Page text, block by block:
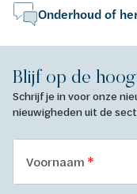
Onderhoud of
Blijf op de
Schrijf je in voor onze
nieuwigheden uit de
Voornaam